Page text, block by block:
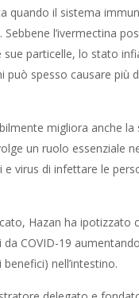
quando il sistema
l’ivermectina
sue particelle, lo stato
può spesso causare più
migliora anche la
un ruolo essenziale
e virus di infettare le
Hazan ha ipotizzato
COVID-19
nell’intestino.